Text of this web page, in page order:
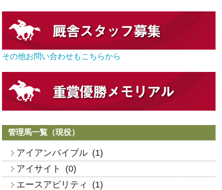
その他お問い合わせもこちらから
管理馬一覧（現役）
アイアンバイブル (1)
アイサイト
(0)
エースアビリティ
(1)